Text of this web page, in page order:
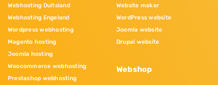
Webhosting Duitsland
Webhosting Engeland
Wordpress webhosting
Magento hosting
Joomla hosting
Woocommerce webhosting
Prestashop webhosting
Website maker
WordPress website
Joomla website
Drupal website
Webshop